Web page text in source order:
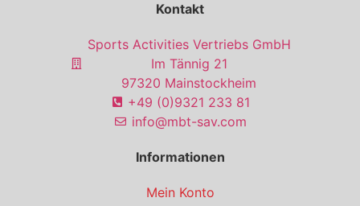
Kontakt
Sports Activities Vertriebs GmbH
Im Tännig 21
97320 Mainstockheim
+49 (0)9321 233 81
info@mbt-sav.com
Informationen
Mein Konto